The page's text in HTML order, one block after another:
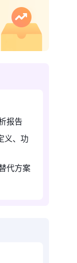
报告
义、功
代方案